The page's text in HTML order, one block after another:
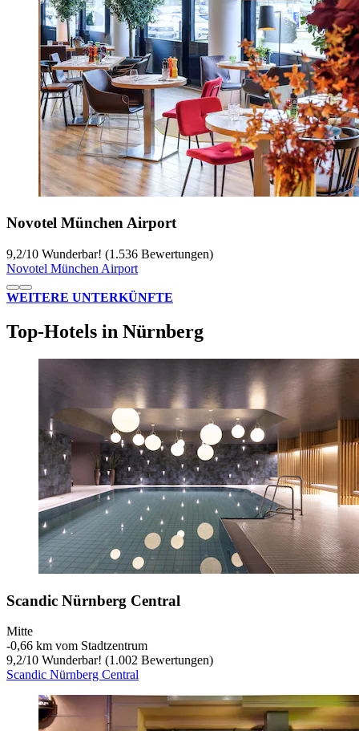
Novotel München Airport
9,2/10 Wunderbar! (1.536 Bewertungen)
Novotel München Airport
WEITERE UNTERKÜNFTE
Top-Hotels in Nürnberg
Scandic Nürnberg Central
Mitte
‐0,66 km vom Stadtzentrum
9,2/10 Wunderbar! (1.002 Bewertungen)
Scandic Nürnberg Central